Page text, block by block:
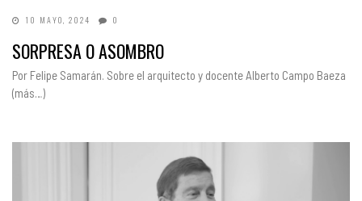
10 MAYO, 2024 0
SORPRESA O ASOMBRO
Por Felipe Samarán. Sobre el arquitecto y docente Alberto Campo Baeza
(más…)